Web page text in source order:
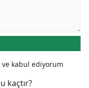
kabul ediyorum
kaçtır?